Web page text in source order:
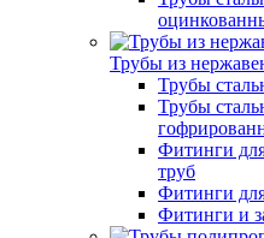
Трубы из
Трубы
Трубы
Фитинги
труб
Фитинги
Фитинги и